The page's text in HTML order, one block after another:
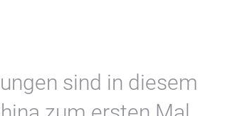
sind in diesem